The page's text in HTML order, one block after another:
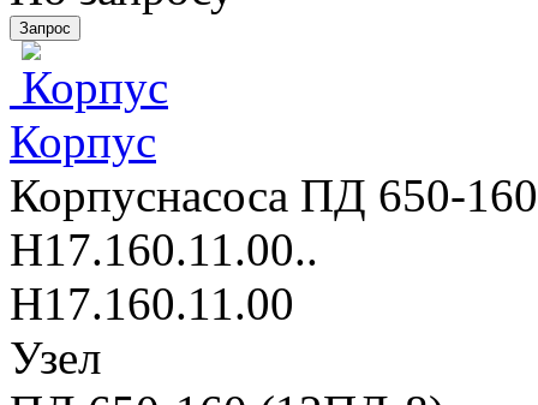
Корпус
Корпуснасоса ПД 650-
Н17.160.11.00..
Н17.160.11.00
Узел